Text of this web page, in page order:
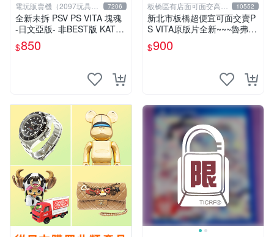
電玩販賣機（2097玩具公
仔舖
7206
全新未拆 PSV PS VITA 塊魂
-日文亞版- 非BEST版 KATA
MARI
$850
板橋區有店面可面交高價
回收電玩
10552
新北市板橋超便宜可面交賣P
S VITA原版片全新~~~魯弗蘭
的地下迷宮與魔女的旅團~~~
便宜賣
$900